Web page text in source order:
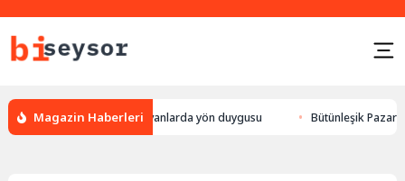
Magazin Haberleri
yön bulması, hayvanlarda yön duygusu Bütünleşik Pazarlama: